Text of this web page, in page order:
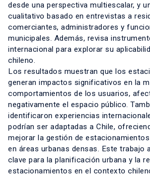
desde una perspectiva multiescalar, y
cualitativo basado en entrevistas a
comerciantes, administradores y
municipales. Además, revisa
internacional para explorar su
chileno.
Los resultados muestran que los
generan impactos significativos en la
comportamientos de los usuarios,
negativamente el espacio público.
identificaron experiencias
podrían ser adaptadas a Chile,
mejorar la gestión de
en áreas urbanas densas. Este trabajo
clave para la planificación urbana y la
estacionamientos en el contexto